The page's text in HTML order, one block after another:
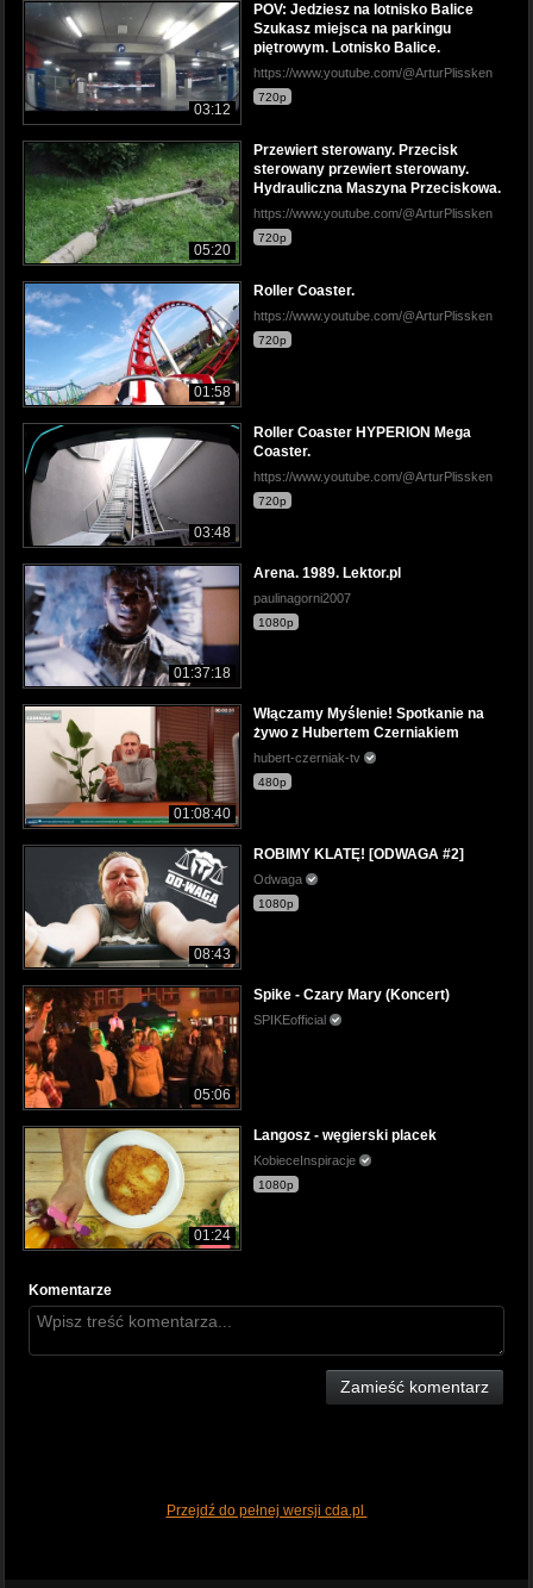
03:12
POV: Jedziesz na lotnisko Balice
Szukasz miejsca na parkingu
piętrowym. Lotnisko Balice.
https://www.youtube.com/@ArturPlissken
720p
05:20
Przewiert sterowany. Przecisk
sterowany przewiert sterowany.
Hydrauliczna Maszyna Przeciskowa.
https://www.youtube.com/@ArturPlissken
720p
01:58
Roller Coaster.
https://www.youtube.com/@ArturPlissken
720p
03:48
Roller Coaster HYPERION Mega
Coaster.
https://www.youtube.com/@ArturPlissken
720p
01:37:18
Arena. 1989. Lektor.pl
paulinagorni2007
1080p
01:08:40
Włączamy Myślenie! Spotkanie na
żywo z Hubertem Czerniakiem
hubert-czerniak-tv
480p
08:43
ROBIMY KLATĘ! [ODWAGA #2]
Odwaga
1080p
05:06
Spike - Czary Mary (Koncert)
SPIKEofficial
01:24
Langosz - węgierski placek
KobieceInspiracje
1080p
Komentarze
Zamieść komentarz
Przejdź do pełnej wersji cda.pl